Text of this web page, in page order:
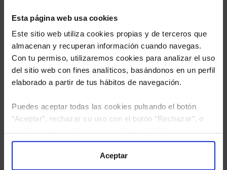
Esta página web usa cookies
Este sitio web utiliza cookies propias y de terceros que
almacenan y recuperan información cuando navegas.
Con tu permiso, utilizaremos cookies para analizar el uso
del sitio web con fines analíticos, basándonos en un perfil
elaborado a partir de tus hábitos de navegación.
Puedes aceptar todas las cookies pulsando el botón
“Aceptar”, rechazar su uso con el botón “Rechazar”, o
“Configuración”. Consulta nuestraPolítica
para más información.
Aceptar
He leído
tratamiento de mis datos personales.